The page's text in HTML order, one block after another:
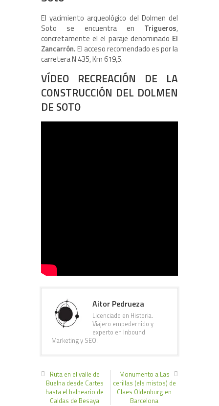
El yacimiento arqueológico del Dolmen del
Soto se encuentra en Trigueros,
concretamente el el paraje denominado El
Zancarrón.El acceso recomendado es por la
carretera N 435, Km 619,5.
VÍDEO RECREACIÓN DE LA
CONSTRUCCIÓN DEL DOLMEN
DE SOTO
Aitor Pedrueza
Licenciado en Historia.
Viajero empedernido y
experto en Inbound
Marketing y SEO.
Ruta en el valle de
Buelna desde Cartes
hasta el balneario de
Caldas de Besaya
Monumento a Las
cerillas (els mistos) de
Claes Oldenburg en
Barcelona